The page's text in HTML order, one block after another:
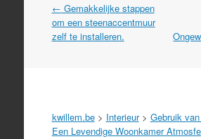
Post
navigation
← Gemakkelijke stappen
om een steenaccentmuur
zelf te installeren.
kwillem.be> Interieur> Gebruik
Een Levendige Woonkamer